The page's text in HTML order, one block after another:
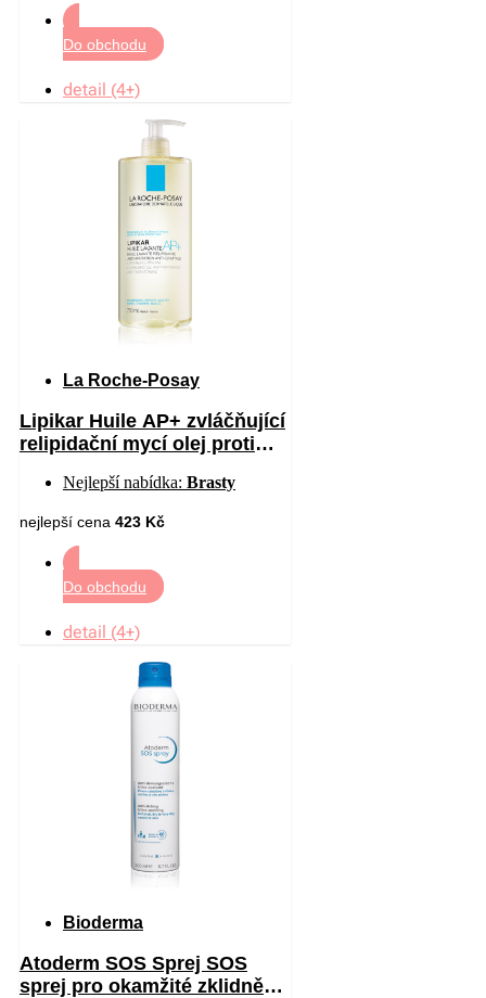
Do obchodu
detail (4+)
La Roche-Posay
Lipikar Huile AP+ zvláčňující
relipidační mycí olej proti
Nejlepší nabídka: Brasty
nejlepší cena 423 Kč
Do obchodu
detail (4+)
Bioderma
Atoderm SOS Sprej SOS
sprej pro okamžité zklidnění